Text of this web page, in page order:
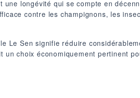
longévité qui se compte en
contre les champignons, les
Le Sen signifie réduire
choix économiquement pertinent